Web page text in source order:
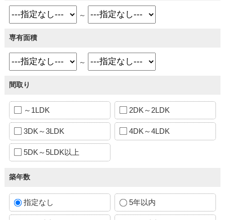
～
専有面積
～
間取り
～1LDK 2DK～2LDK
3DK～3LDK 4DK～4LDK
5DK～5LDK以上
築年数
指定なし 5年以内